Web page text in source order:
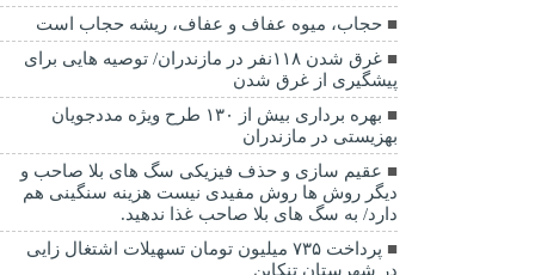
حجاب، میوه عفاف و عفاف، ریشه حجاب است
غرق شدن ۱۱۸نفر در مازندران/ توصيه هايی برای
پيشگيری از غرق شدن
بهره برداری بیش از ۱۳۰ طرح ویژه مددجویان
بهزیستی در مازندران
عقیم سازی و حذف فیزیکی سگ های بلا صاحب و
دیگر روش ها روش مفیدی نیست هزینه سنگینی هم
دارد/ به سگ های بلا صاحب غذا ندهید.
پرداخت ۷۳۵ میلیون تومان تسهیلات اشتغال زایی
در شهرستان تنکابن